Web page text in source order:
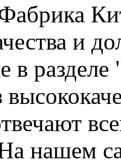
и
в
нашем